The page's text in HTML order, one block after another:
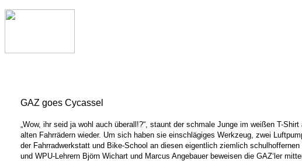
GAZ goes Cycassel
„Wow, ihr seid ja wohl auch überall!?“, staunt der schmale Junge im weißen T-
alten Fahrrädern wieder. Um sich haben sie einschlägiges Werkzeug, zwei
der Fahrradwerkstatt und Bike-School an diesen eigentlich ziemlich schulhoffernen
und WPU-Lehrern Björn Wichart und Marcus Angebauer beweisen die GAZ‘ler